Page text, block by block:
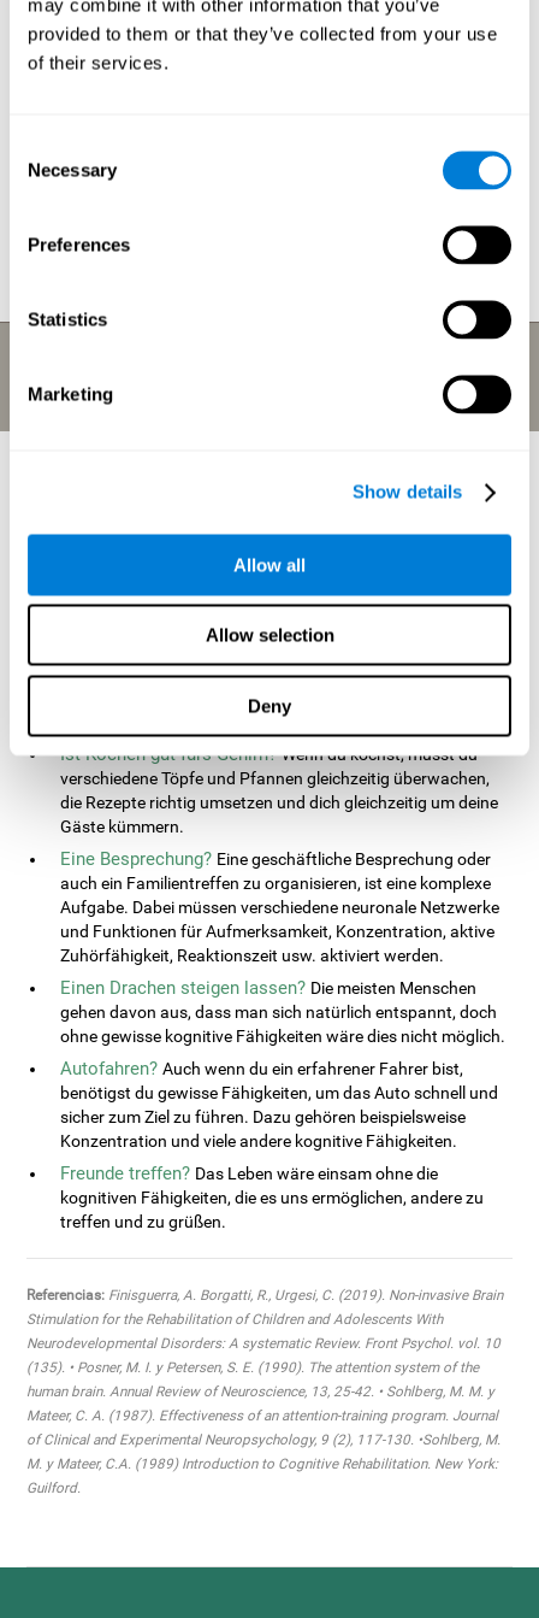
may combine it with other information that you’ve
provided to them or that they’ve collected from your use
of their services.
Selection
Necessary
Preferences
Statistics
Marketing
Show details
Allow all
Allow selection
Deny
Warum verwenden wir
Im Laufe eines Tages werden die Gehirnfunktionen
ununterbrochen verwendet. Tausende von Aufgaben müssen
Berechnungen in unterschiedlichenGehirnregionen
machen. Wir zeigen dir ein paar Beispiele, wie du diesekognitiven
Ist Kochen gut fürs Gehirn? Wenn du kochst, musst du
verschiedene Töpfe und Pfannen gleichzeitig überwachen,
die Rezepte richtig umsetzen und dich gleichzeitig um deine
Gäste kümmern.
Eine Besprechung? Eine geschäftliche Besprechung oder
auch ein Familientreffen zu organisieren, ist eine komplexe
Aufgabe. Dabei müssen verschiedene neuronale Netzwerke
und Funktionen für Aufmerksamkeit, Konzentration, aktive
Zuhörfähigkeit, Reaktionszeit usw. aktiviert werden.
Einen Drachen steigen lassen? Die meisten Menschen
gehen davon aus, dass man sich natürlich entspannt, doch
ohne gewisse kognitive Fähigkeiten wäre dies nicht möglich.
Autofahren? Auch wenn du ein erfahrener Fahrer bist,
benötigst du gewisse Fähigkeiten, um das Auto schnell und
sicher zum Ziel zu führen. Dazu gehören beispielsweise
Konzentration und viele andere kognitive Fähigkeiten.
Freunde treffen? Das Leben wäre einsam ohne die
kognitiven Fähigkeiten, die es uns ermöglichen, andere zu
treffen und zu grüßen.
Referencias: Finisguerra, A. Borgatti, R., Urgesi, C. (2019). Non-invasive Brain
Stimulation for the Rehabilitation of Children and Adolescents With
Neurodevelopmental Disorders: A systematic Review. Front Psychol. vol. 10
(135). • Posner, M. I. y Petersen, S. E. (1990). The attention system of the
human brain. Annual Review of Neuroscience, 13, 25-42. • Sohlberg, M. M. y
Mateer, C. A. (1987). Effectiveness of an attention-training program. Journal
of Clinical and Experimental Neuropsychology, 9 (2), 117-130. •Sohlberg, M.
M. y Mateer, C.A. (1989) Introduction to Cognitive Rehabilitation. New York:
Guilford.